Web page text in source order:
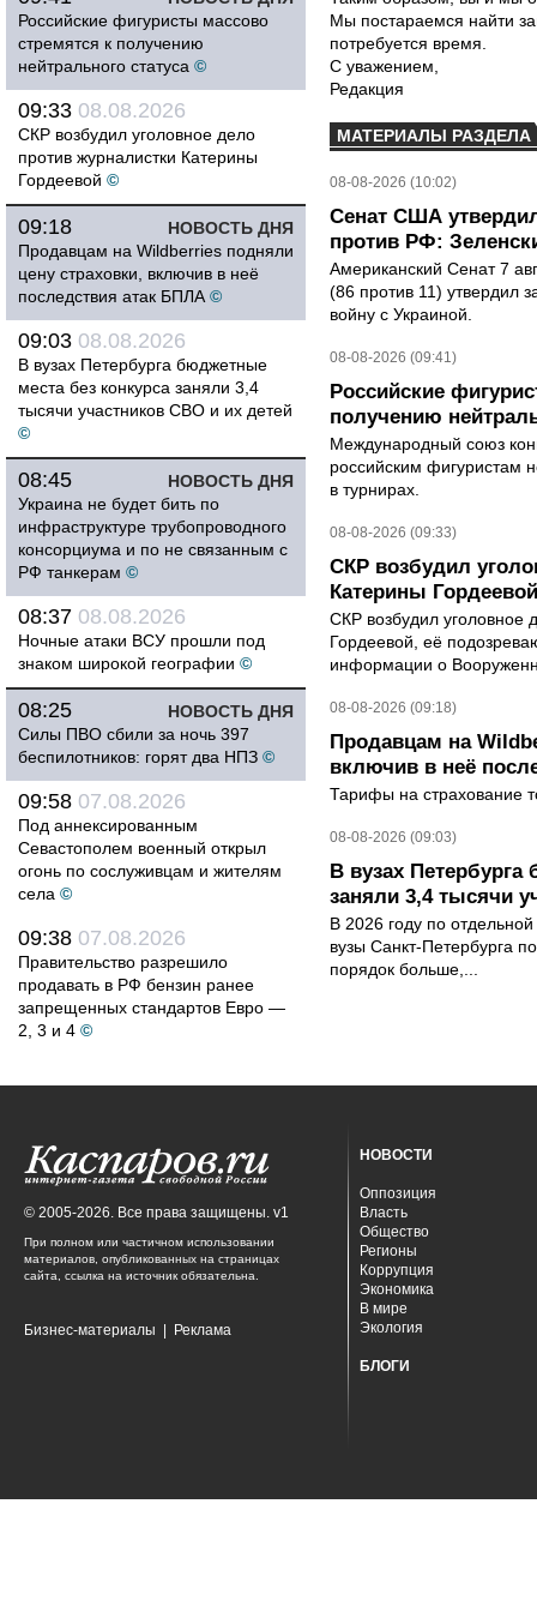
Российские фигуристы массово
стремятся к получению
нейтрального статуса ©
09:33 08.08.2026
СКР возбудил уголовное дело
против журналистки Катерины
Гордеевой ©
НОВОСТЬ ДНЯ
09:18
Продавцам на Wildberries подняли
цену страховки, включив в неё
последствия атак БПЛА ©
09:03 08.08.2026
В вузах Петербурга бюджетные
места без конкурса заняли 3,4
тысячи участников СВО и их детей
©
НОВОСТЬ ДНЯ
08:45
Украина не будет бить по
инфраструктуре трубопроводного
консорциума и по не связанным с
РФ танкерам ©
08:37 08.08.2026
Ночные атаки ВСУ прошли под
знаком широкой географии ©
НОВОСТЬ ДНЯ
08:25
Силы ПВО сбили за ночь 397
беспилотников: горят два НПЗ ©
09:58 07.08.2026
Под аннексированным
Севастополем военный открыл
огонь по сослуживцам и жителям
села ©
09:38 07.08.2026
Правительство разрешило
продавать в РФ бензин ранее
запрещенных стандартов Евро —
2, 3 и 4 ©
Мы постараемся найти
потребуется время.
С уважением,
Редакция
МАТЕРИАЛЫ РАЗДЕЛА
08-08-2026 (10:02)
Сенат США
против РФ:
Американский Сенат 7
(86 против 11) утвердил
войну с Украиной.
08-08-2026 (09:41)
Российские
получению
Международный союз
российским фигуристам
в турнирах.
08-08-2026 (09:33)
СКР возбудил
Катерины Гордеевой
СКР возбудил уголовное
Гордеевой, её
информации о
08-08-2026 (09:18)
Продавцам на
включив в неё
Тарифы на страхование
08-08-2026 (09:03)
В вузах
заняли 3,4 тысячи
В 2026 году по
вузы Санкт-Петербурга
порядок больше,...
© 2005-2026. Все права защищены. v1
При полном или частичном использовании
материалов, опубликованных на страницах
сайта, ссылка на источник обязательна.
Бизнес-материалы Реклама
НОВОСТИ
Оппозиция
Власть
Общество
Регионы
Коррупция
Экономика
В мире
Экология
БЛОГИ